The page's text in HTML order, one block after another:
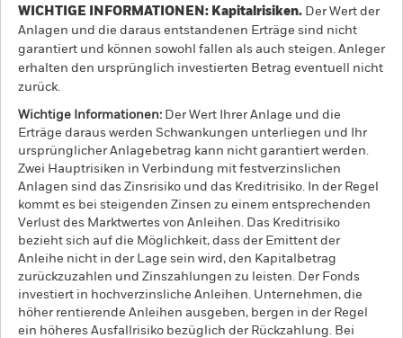
WICHTIGE INFORMATIONEN: Kapitalrisiken. Der Wert der
Anlagen und die daraus entstandenen Erträge sind nicht
garantiert und können sowohl fallen als auch steigen. Anleger
erhalten den ursprünglich investierten Betrag eventuell nicht
zurück.
Wichtige Informationen: Der Wert Ihrer Anlage und die
Erträge daraus werden Schwankungen unterliegen und Ihr
ursprünglicher Anlagebetrag kann nicht garantiert werden.
Zwei Hauptrisiken in Verbindung mit festverzinslichen
Anlagen sind das Zinsrisiko und das Kreditrisiko. In der Regel
kommt es bei steigenden Zinsen zu einem entsprechenden
Verlust des Marktwertes von Anleihen. Das Kreditrisiko
bezieht sich auf die Möglichkeit, dass der Emittent der
Anleihe nicht in der Lage sein wird, den Kapitalbetrag
zurückzuzahlen und Zinszahlungen zu leisten. Der Fonds
investiert in hochverzinsliche Anleihen. Unternehmen, die
höher rentierende Anleihen ausgeben, bergen in der Regel
ein höheres Ausfallrisiko bezüglich der Rückzahlung. Bei